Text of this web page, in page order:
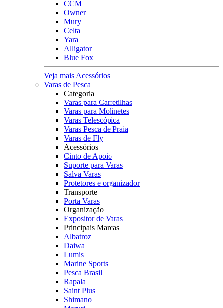
CCM
Owner
Mury
Celta
Yara
Alligator
Blue Fox
Veja mais Acessórios
Varas de Pesca
Categoria
Varas para Carretilhas
Varas para Molinetes
Varas Telescópica
Varas Pesca de Praia
Varas de Fly
Acessórios
Cinto de Apoio
Suporte para Varas
Salva Varas
Protetores e organizador
Transporte
Porta Varas
Organização
Expositor de Varas
Principais Marcas
Albatroz
Daiwa
Lumis
Marine Sports
Pesca Brasil
Rapala
Saint Plus
Shimano